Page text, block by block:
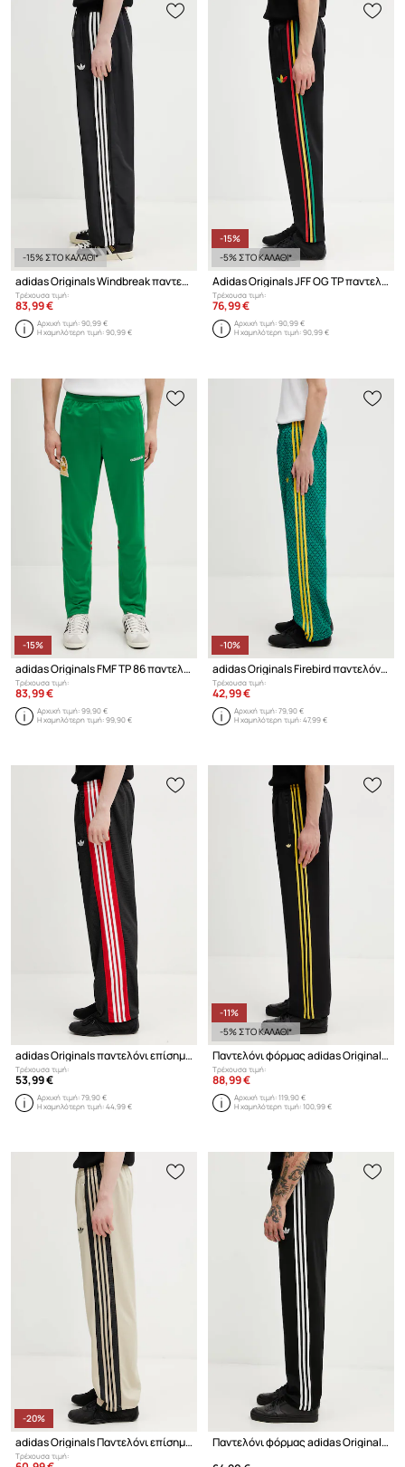
-15% ΣΤΟ ΚΑΛΑΘΙ*
adidas Originals Windbreak παντελόνι επίσημο ανδρικό
Τρέχουσα τιμή:
83,99 €
Αρχική τιμή:90,99 €
Η χαμηλότερη τιμή:90,99 €
-15%
-5% ΣΤΟ ΚΑΛΑΘΙ*
Adidas Originals JFF OG TP παντελόνι επίσημο Ανδρικό
Τρέχουσα τιμή:
76,99 €
Αρχική τιμή:90,99 €
Η χαμηλότερη τιμή:90,99 €
-15%
adidas Originals FMF TP 86 παντελόνι επίσημο ανδρικό
Τρέχουσα τιμή:
83,99 €
Αρχική τιμή:99,90 €
Η χαμηλότερη τιμή:99,90 €
-10%
adidas Originals Firebird παντελόνι επίσημο Ανδρικό
Τρέχουσα τιμή:
42,99 €
Αρχική τιμή:79,90 €
Η χαμηλότερη τιμή:47,99 €
adidas Originals παντελόνι επίσημο Ανδρικό
Τρέχουσα τιμή:
53,99 €
Αρχική τιμή:79,90 €
Η χαμηλότερη τιμή:44,99 €
-11%
-5% ΣΤΟ ΚΑΛΑΘΙ*
Παντελόνι φόρμας adidas Originals Classic Track Pants
Τρέχουσα τιμή:
88,99 €
Αρχική τιμή:119,90 €
Η χαμηλότερη τιμή:100,99 €
-20%
adidas Originals Παντελόνι επίσημο ανδρικό
Τρέχουσα τιμή:
Παντελόνι φόρμας adidas Originals Firebird